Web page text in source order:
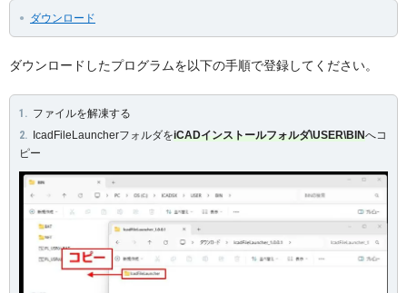
ダウンロード
ダウンロードしたプログラムを以下の手順で登録してください。
ファイルを解凍する
IcadFileLauncherフォルダをiCADインストールフォルダ\USER\BINへコ
ピー